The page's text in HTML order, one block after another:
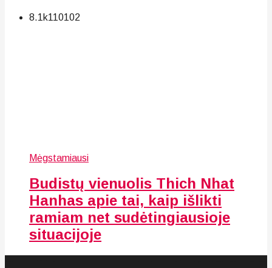
8.1k110102
Mėgstamiausi
Budistų vienuolis Thich Nhat
Hanhas apie tai, kaip išlikti
ramiam net sudėtingiausioje
situacijoje